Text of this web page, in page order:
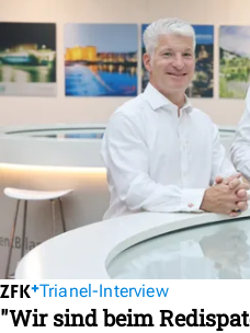
Trianel-Interview
"Wir sind beim